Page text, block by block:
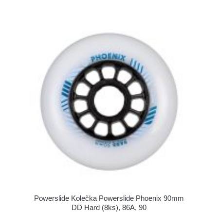
Powerslide Kolečka Powerslide Phoenix 90mm
DD Hard (8ks), 86A, 90